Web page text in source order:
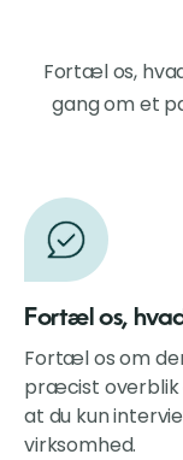
Fortæl os,
gang om et
Fortæl os,
Fortæl os om
præcist overblik
at du kun
virksomhed.